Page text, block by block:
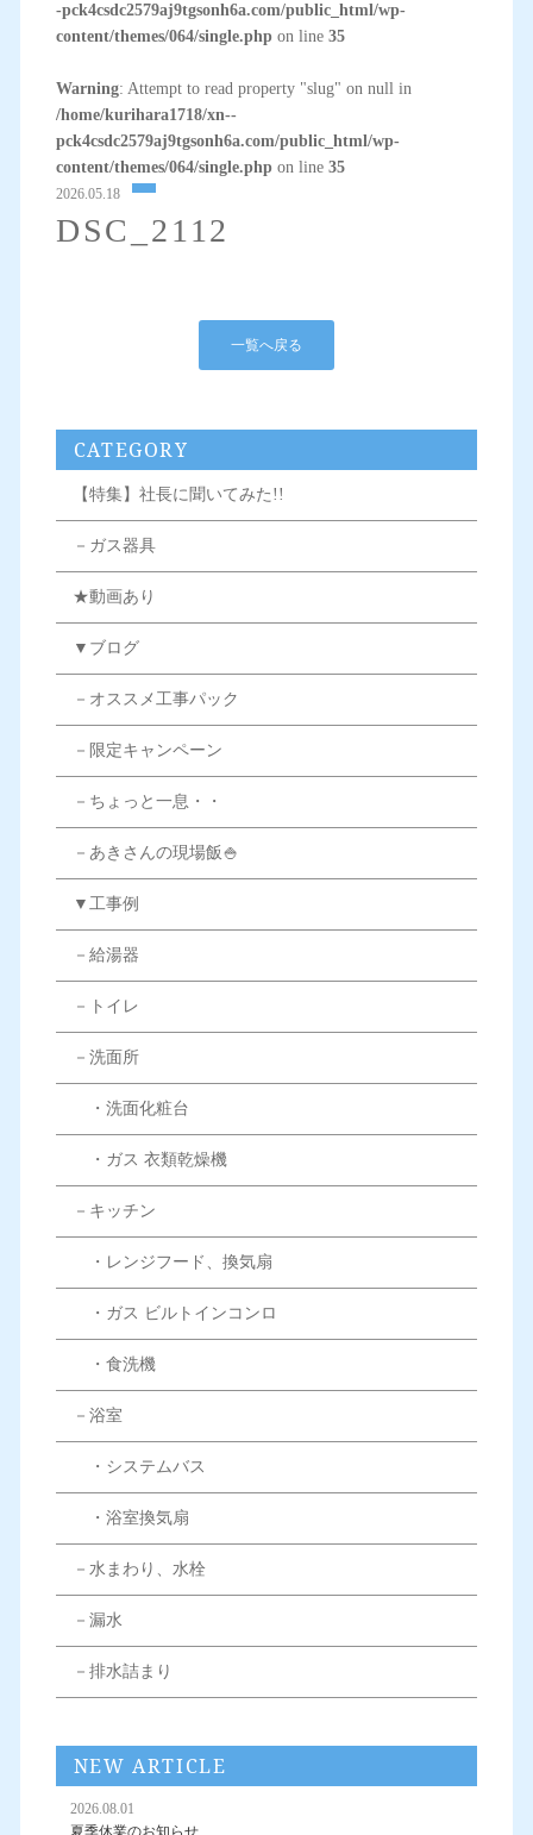
-pck4csdc2579aj9tgsonh6a.com/public_html/wp-
content/themes/064/single.phpon line 35
Warning: Attempt to read property "slug" on null in
/home/kurihara1718/xn--
pck4csdc2579aj9tgsonh6a.com/public_html/wp-
content/themes/064/single.phpon line 35
2026.05.18
DSC_2112
一覧へ戻る
CATEGORY
【特集】社長に聞いてみた!!
－ガス器具
★動画あり
▼ブログ
－オススメ工事パック
－限定キャンペーン
－ちょっと一息・・
－あきさんの現場飯🍚
▼工事例
－給湯器
－トイレ
－洗面所
・洗面化粧台
・ガス 衣類乾燥機
－キッチン
・レンジフード、換気扇
・ガス ビルトインコンロ
・食洗機
－浴室
・システムバス
・浴室換気扇
－水まわり、水栓
－漏水
－排水詰まり
NEW ARTICLE
2026.08.01
夏季休業のお知らせ